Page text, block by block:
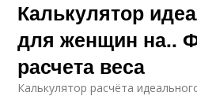
Калькулятор
для женщин на..
расчета веса
Калькулятор расчёта